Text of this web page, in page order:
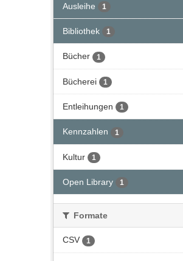
Ausleihe 1
Bibliothek 1
Bücher 1
Bücherei 1
Entleihungen 1
Kennzahlen 1
Kultur 1
Open Library 1
Formate
CSV 1